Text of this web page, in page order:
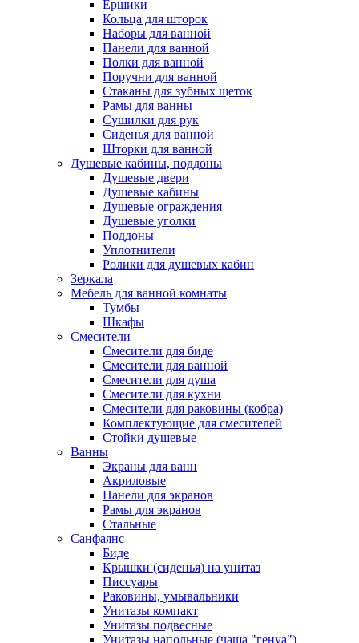
Ершики
Кольца для шторок
Наборы для ванной
Панели для ванной
Полки для ванной
Поручни для ванной
Стаканы для зубных щеток
Рамы для ванны
Сушилки для рук
Сиденья для ванной
Шторки для ванной
Душевые кабины, поддоны
Душевые двери
Душевые кабины
Душевые ограждения
Душевые уголки
Поддоны
Уплотнители
Ролики для душевых кабин
Зеркала
Мебель для ванной комнаты
Тумбы
Шкафы
Смесители
Смесители для биде
Смесители для ванной
Смесители для душа
Смесители для кухни
Смесители для раковины (кобра)
Комплектующие для смесителей
Стойки душевые
Ванны
Экраны для ванн
Акриловые
Панели для экранов
Рамы для экранов
Стальные
Санфаянс
Биде
Крышки (сиденья) на унитаз
Писсуары
Раковины, умывальники
Унитазы компакт
Унитазы подвесные
Унитазы напольные (чаша "генуа")